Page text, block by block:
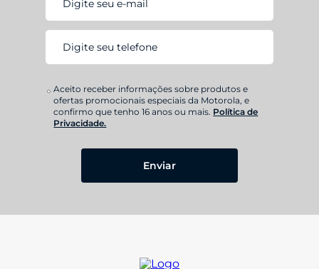
Enviar
Aceito receber informações sobre produtos e
ofertas promocionais especiais da Motorola, e
confirmo que tenho 16 anos ou mais. Política de
Privacidade.